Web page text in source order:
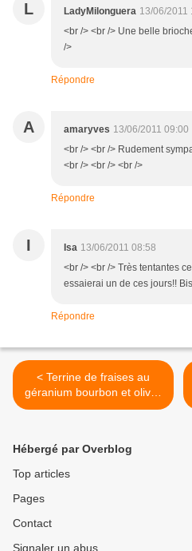
L LadyMilonguera 13/06/2011
<br /> <br /> Une belle
/>
Répondre
A amaryves 13/06/2011 09:00
<br /> <br /> Rudement
<br /> <br /> <br />
Répondre
I Isa 13/06/2011 08:58
<br /> <br /> Très tentantes
essaierai un de ces jours!!
Répondre
< Terrine de fraises au
géranium bourbon et olives
noires confites
Hébergé par Overblog
Top articles
Pages
Contact
Signaler un abus